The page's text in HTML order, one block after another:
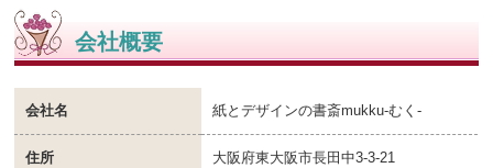
会社概要
会社名 紙とデザインの書斎mukku-むく-
住所 大阪府東大阪市長田中3-3-21